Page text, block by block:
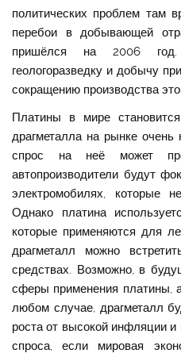
политических проблем там
перебои в добывающей
пришёлся на 2006
геологоразведку и добычу
сокращению производства
Платины в мире
драгметалла на рынке
спрос на неё может
автопроизводители будут
электромобилях, которые
Однако платина
которые применяются для
драгметалл можно
средствах. Возможно, в
сферы применения платины,
любом случае, драгметалл
роста от высокой инфляции
спроса, если мировая